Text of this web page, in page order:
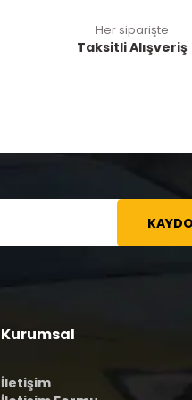
Her siparişte
Taksitli Alışveriş
Kurumsal
İletişim